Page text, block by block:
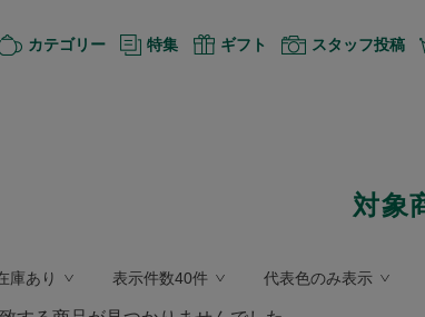
カテゴリー 特集 ギフト スタッフ投稿
対象
庫あり 表示件数40件 代表色のみ表示